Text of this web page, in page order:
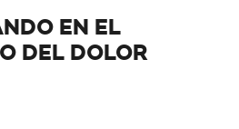
EN EL
DEL DOLOR